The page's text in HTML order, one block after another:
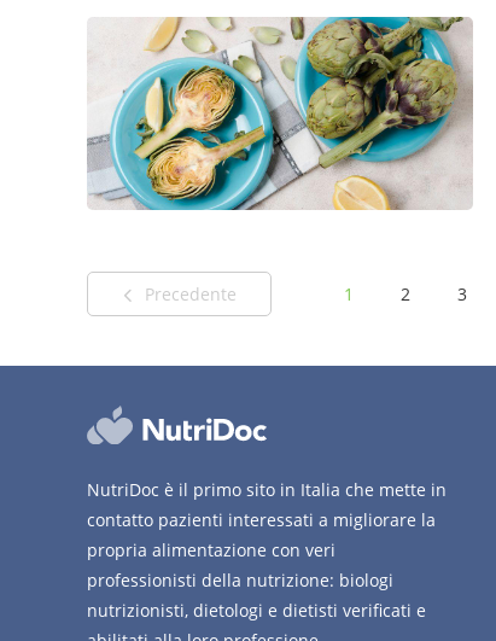
Precedente 1 2 3
NutriDoc è il primo sito in Italia che mette in
contatto pazienti interessati a migliorare la
propria alimentazione con veri
professionisti della nutrizione: biologi
nutrizionisti, dietologi e dietisti verificati e